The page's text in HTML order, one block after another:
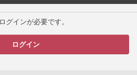
グインが必要です。
ログイン